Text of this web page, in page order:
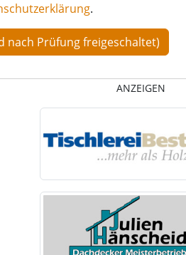
.
ANZEIGEN